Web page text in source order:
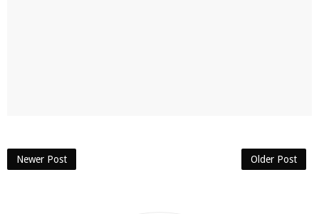
Newer Post Older Post